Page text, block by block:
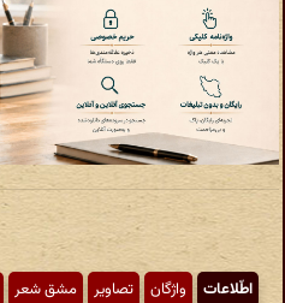
اطّلاعات واژگان تصاویر مشق شعر